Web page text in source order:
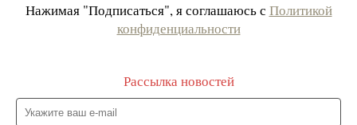
Нажимая "Подписаться", я соглашаюсь с Политикой
конфиденциальности
Рассылка новостей